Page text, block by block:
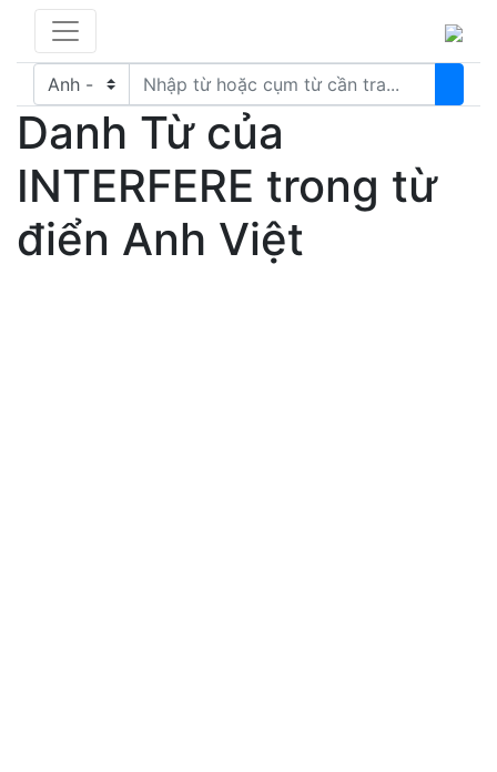
Danh Từ của
INTERFERE trong từ
điển Anh Việt